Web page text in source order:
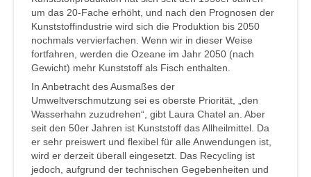
um das 20-Fache erhöht, und nach den Prognosen der
Kunststoffindustrie wird sich die Produktion bis 2050
nochmals vervierfachen. Wenn wir in dieser Weise
fortfahren, werden die Ozeane im Jahr 2050 (nach
Gewicht) mehr Kunststoff als Fisch enthalten.
In Anbetracht des Ausmaßes der
Umweltverschmutzung sei es oberste Priorität, „den
Wasserhahn zuzudrehen“, gibt Laura Chatel an. Aber
seit den 50er Jahren ist Kunststoff das Allheilmittel. Da
er sehr preiswert und flexibel für alle Anwendungen ist,
wird er derzeit überall eingesetzt. Das Recycling ist
jedoch, aufgrund der technischen Gegebenheiten und